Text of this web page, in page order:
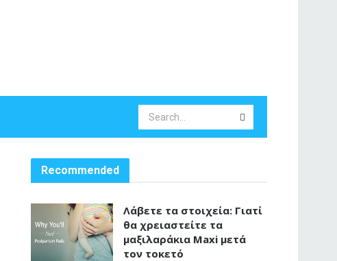
Recommended
Λάβετε τα στοιχεία: Γιατί
θα χρειαστείτε τα
μαξιλαράκια Maxi μετά
τον τοκετό